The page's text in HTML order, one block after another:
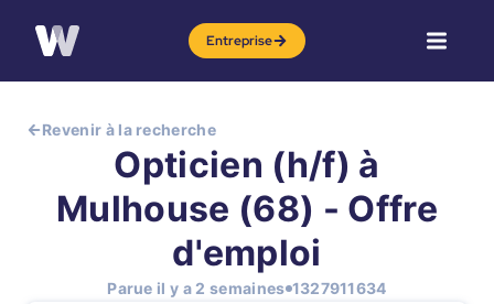
Entreprise
Revenir à la recherche
Opticien (h/f) à
Mulhouse (68) - Offre
d'emploi
Parue il y a 2 semaines 1327911634